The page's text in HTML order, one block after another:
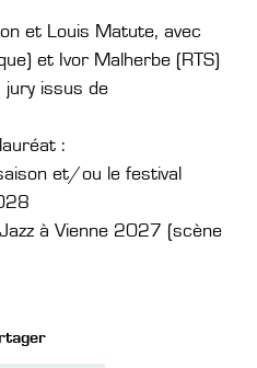
et Louis Matute, avec
et Ivor Malherbe (RTS)
jury issus de
:
et/ou le festival
à Vienne 2027 (scène